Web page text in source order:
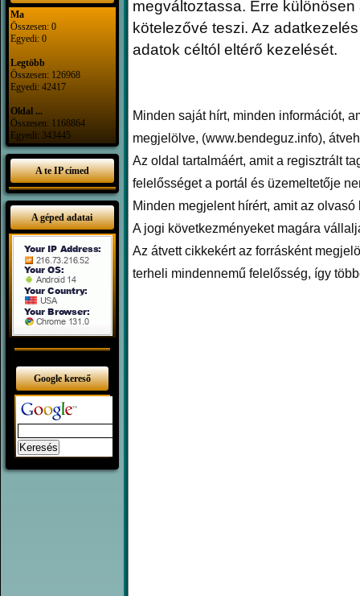
Ma
Összesen: 0
Egyedi: 0
Legtöbb
Összesen: 126968
Egyedi: 42417
Oldal ...
Összesen: 1168864
Egyedi: 343445
A te IP címed
A géped adatai
Google kereső
megváltoztassa. Erre
kötelezővé teszi. Az
adatok céltól eltérő kezelését.
Minden saját hírt, minden információt,
megjelölve, (www.bendeguz.info),
Az oldal tartalmáért, amit a regisztrált
felelősséget a portál és üzemeltetője
Minden megjelent hírért, amit az
A jogi következményeket magára
Az átvett cikkekért az forrásként
terheli mindennemű felelősség, így